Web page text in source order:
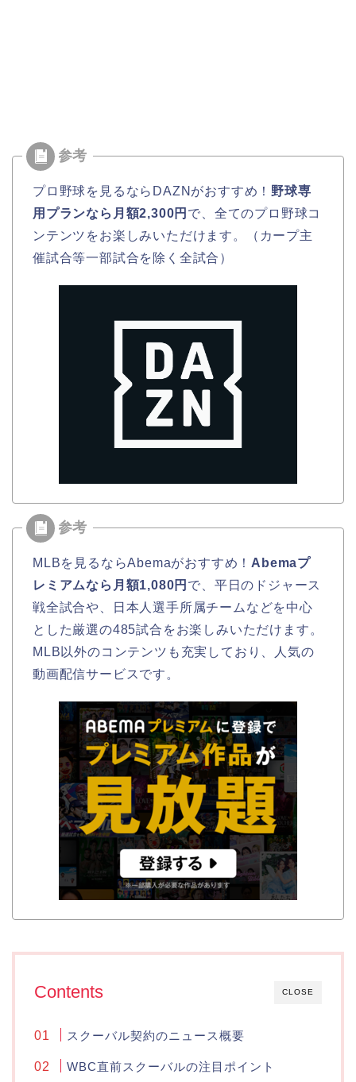
プロ野球を見るならDAZNがおすすめ！ 野球専
用プランなら月額2,300円 で、全てのプロ野球コ
ンテンツをお楽しみいただけます。（カープ主
催試合等一部試合を除く全試合）
MLBを見るならAbemaがおすすめ！ Abemaプ
レミアムなら月額1,080円 で、平日のドジャース
戦全試合や、日本人選手所属チームなどを中心
とした厳選の485試合をお楽しみいただけます。
MLB以外のコンテンツも充実しており、人気の
動画配信サービスです。
CLOSE
Contents
スクーバル契約のニュース概要
WBC直前スクーバルの注目ポイント